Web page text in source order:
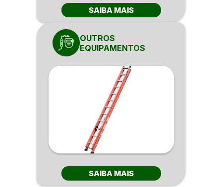
SAIBA MAIS
OUTROS
EQUIPAMENTOS
SAIBA MAIS